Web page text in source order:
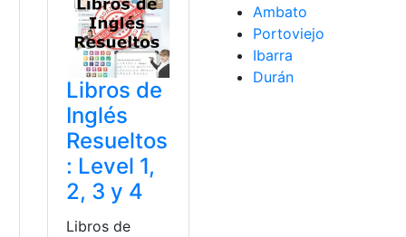
Libros de
Inglés
Resueltos
: Level 1,
2, 3 y 4
Libros de
Ambato
Portoviejo
Ibarra
Durán